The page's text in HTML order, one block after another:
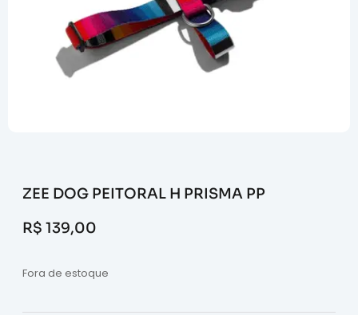
ZEE DOG PEITORAL H PRISMA PP
R$ 139,00
Fora de estoque